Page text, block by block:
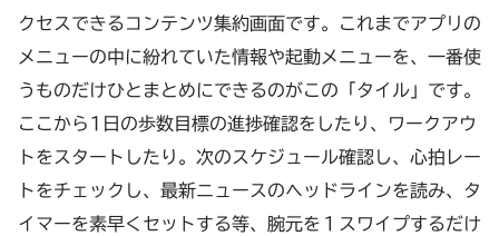
クセスできるコンテンツ集約画面です。これまでアプリの
メニューの中に紛れていた情報や起動メニューを、一番使
うものだけひとまとめにできるのがこの「タイル」です。
ここから1日の歩数目標の進捗確認をしたり、ワークアウ
トをスタートしたり。次のスケジュール確認し、心拍レー
トをチェックし、最新ニュースのヘッドラインを読み、タ
イマーを素早くセットする等、腕元を１スワイプするだけ